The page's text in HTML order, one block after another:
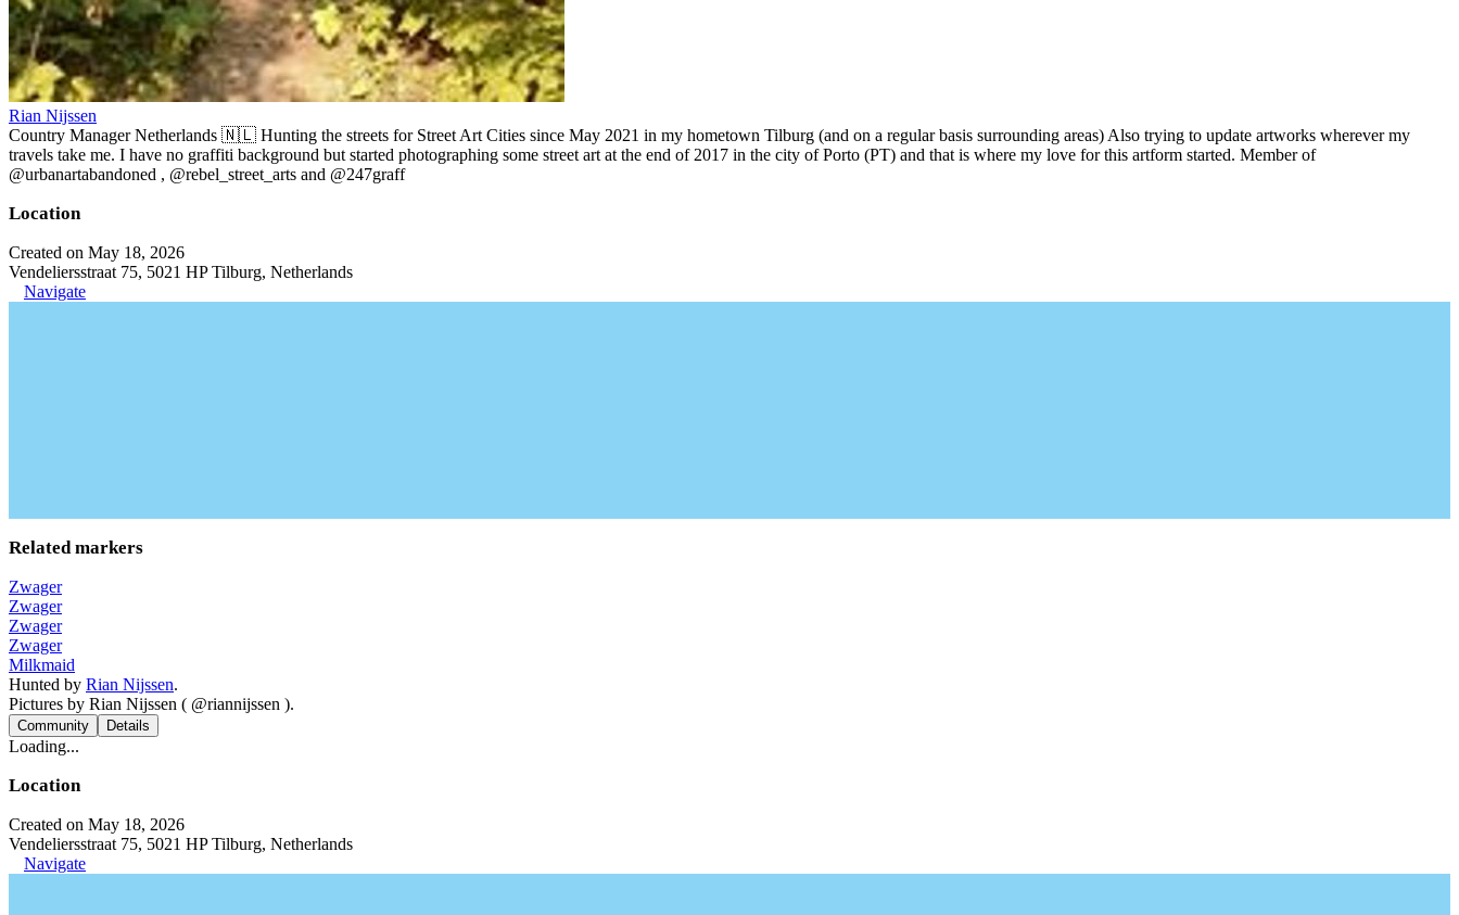
Rian Nijssen
Country Manager Netherlands 🇳🇱 Hunting the streets for Street Art Cities since May 2021 in my hometown Tilburg (and on a regular basis surrounding areas) Also trying to update artworks wherever my
travels take me. I have no graffiti background but started photographing some street art at the end of 2017 in the city of Porto (PT) and that is where my love for this artform started. Member of
@urbanartabandoned , @rebel_street_arts and @247graff
Location
Created on May 18, 2026
Vendeliersstraat 75, 5021 HP Tilburg, Netherlands
Navigate
Related markers
Zwager
Zwager
Zwager
Zwager
Milkmaid
Hunted by Rian Nijssen.
Pictures by Rian Nijssen ( @riannijssen ).
Community Details
Loading...
Location
Created on May 18, 2026
Vendeliersstraat 75, 5021 HP Tilburg, Netherlands
Navigate